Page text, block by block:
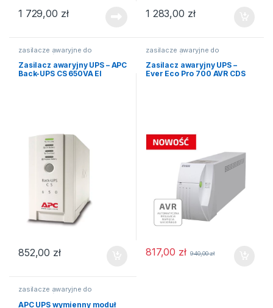
1 729,00 zł 1 283,00 zł
zasilacze awaryjne do
komputerów
Zasilacz awaryjny UPS – APC
Back-UPS CS 650VA EI
852,00 zł
zasilacze awaryjne do
komputerów
Zasilacz awaryjny UPS –
Ever Eco Pro 700 AVR CDS
817,00 zł 940,00zł
zasilacze awaryjne do
komputerów
APC UPS wymienny moduł